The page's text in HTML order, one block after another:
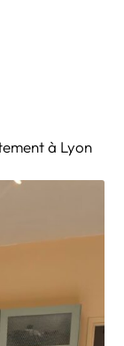
à Lyon